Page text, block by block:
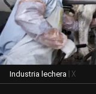
Industria lechera | X